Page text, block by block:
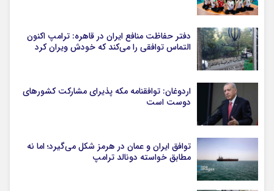
دفتر حفاظت منافع ایران در قاهره: ترامپ اکنون
التماس توافقی را می‌کند که خودش ویران کرد
اردوغان: توافقنامه مکه پذیرای مشارکت کشورهای
دوست است
توافق ایران و عمان در هرمز شکل می‌گیرد؛ اما نه
مطابق خواسته دونالد ترامپ